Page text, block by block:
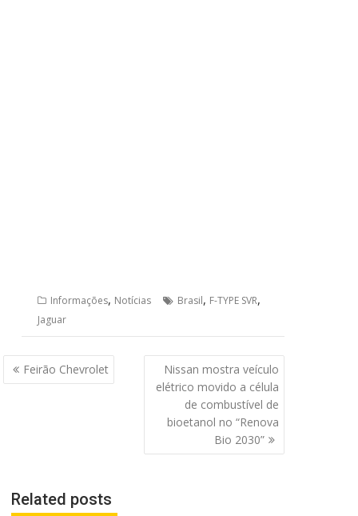
Informações, Notícias Brasil, F-TYPE SVR,
Jaguar
Navegação
de
Feirão Chevrolet
Nissan mostra veículo
elétrico movido a célula
de combustível de
bioetanol no “Renova
Bio 2030”
Related posts